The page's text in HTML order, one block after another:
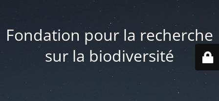
Fondation pour la recherche
sur la biodiversité